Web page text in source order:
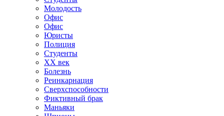
Молодость
Офис
Офис
Юристы
Полиция
Студенты
ХХ век
Болезнь
Реинкарнация
Сверхспособности
Фиктивный брак
Маньяки